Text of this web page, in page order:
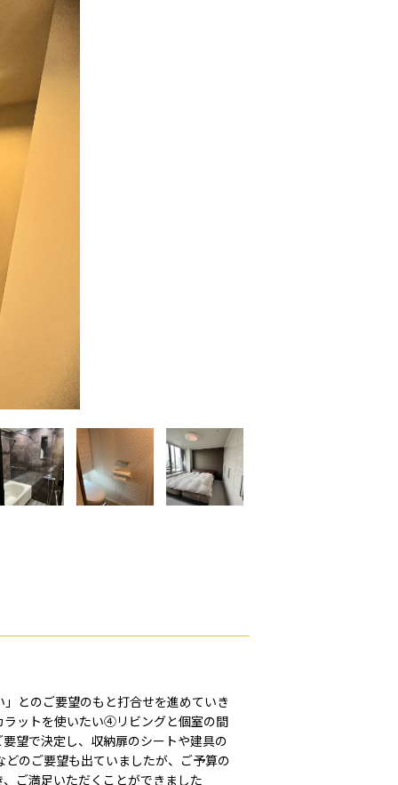
とのご要望のもと打合せを進めていき
ットを使いたい④リビングと個室の間
望で決定し、収納扉のシートや建具の
のご要望も出ていましたが、ご予算の
ご満足いただくことができました